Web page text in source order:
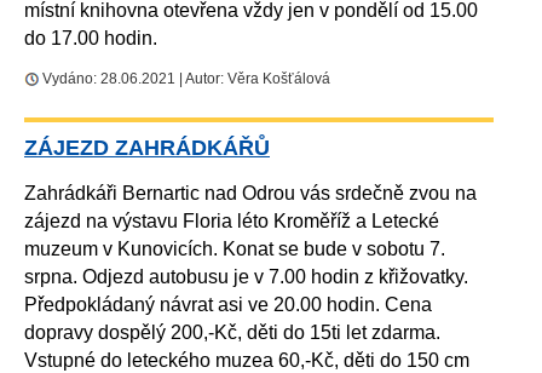
místní knihovna otevřena vždy jen v pondělí od 15.00
do 17.00 hodin.
Vydáno: 28.06.2021 | Autor: Věra Košťálová
ZÁJEZD ZAHRÁDKÁŘŮ
Zahrádkáři Bernartic nad Odrou vás srdečně zvou na
zájezd na výstavu Floria léto Kroměříž a Letecké
muzeum v Kunovicích. Konat se bude v sobotu 7.
srpna. Odjezd autobusu je v 7.00 hodin z křižovatky.
Předpokládaný návrat asi ve 20.00 hodin. Cena
dopravy dospělý 200,-Kč, děti do 15ti let zdarma.
Vstupné do leteckého muzea 60,-Kč, děti do 150 cm